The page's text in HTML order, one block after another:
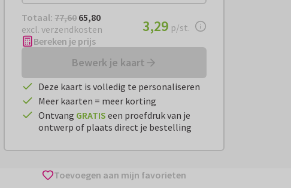
Totaal: € 65,80
Totaal: 77,60 65,80
excl. verzendkosten
€ 3,29per stuk
3,29 p/st.
Bereken je prijs
Bewerk je kaart
Deze kaart is volledig te personaliseren
Meer kaarten = meer korting
Ontvang GRATIS een proefdruk van je
ontwerp of plaats direct je bestelling
Toevoegen aan mijn favorieten